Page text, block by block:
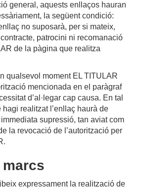
general, aquests enllaços hauran
la següent condició:
no suposarà, per si mateix,
patrocini ni recomanació
de la pàgina que realitza
qualsevol moment EL TITULAR
mencionada en el paràgraf
d’al·legar cap causa. En tal
realitzat l’enllaç haurà de
supressió, tan aviat com
la revocació de l’autorització per
marcs
expressament la realització de